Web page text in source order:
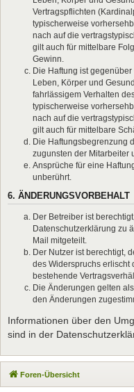
Vertragspflichten
typischerweise
nach auf die
gilt auch für mittelbare
Gewinn.
Die Haftung ist
Leben, Körper und
fahrlässigem Verhalten
typischerweise
nach auf die
gilt auch für mittelbare
Die Haftungsbegrenzung
zugunsten der Mitarbeiter
Ansprüche für eine
unberührt.
6. ÄNDERUNGSVORBEHALT
Der Betreiber ist
Datenschutzerklärung zu
Mail mitgeteilt.
Der Nutzer ist berechtigt,
des Widerspruchs erlischt
bestehende
Die Änderungen gelten
den Änderungen
Informationen über den
sind in der
Foren-Übersicht